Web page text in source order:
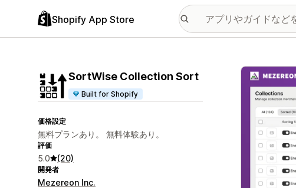
Shopify App Store
SortWise Collection Sort
Built for Shopify
価格設定
無料プランあり。 無料体験あり。
評価
5.0 (20)
開発者
Mezereon Inc.
特集の画像ギ